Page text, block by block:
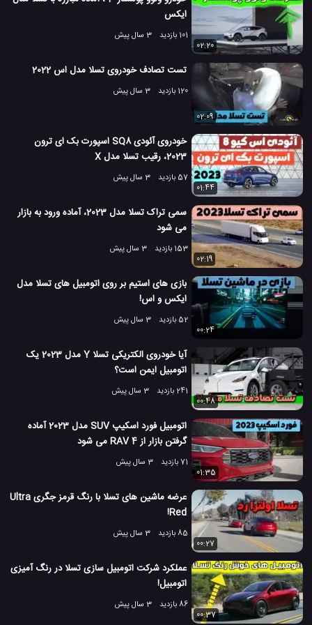
ایکس
101 بازدید
3 سال پیش
02:20
تست تصادف خودروی تسلا مدل اس 2022
120 بازدید 3 سال پیش
02:09
خودروی آئودی SQ8 اسپورت بک ای ترون
2023، رقیب تسلا مدل X
57 بازدید
3 سال پیش
01:44
سمی تراک تسلا مدل 2023، آماده ورود به بازار
می شود
153 بازدید
3 سال پیش
02:19
بازی های استیم بر روی اتومبیل های تسلا مدل
ایکس و اس!
52 بازدید
3 سال پیش
00:24
آیا خودروی الکتریکی تسلا Y مدل 2023 یک
اتومبیل ایمن است؟
241 بازدید
3 سال پیش
00:48
اتومبیل فورد اسکیپ SUV مدل 2023 آماده
گرفتن بازار از RAV 4 می شود
71 بازدید
3 سال پیش
01:35
عرضه ماشین های تسلا با رنگ قرمز جگری Ultra
Red!
85 بازدید
3 سال پیش
00:27
عملکرد شرکت اتومبیل سازی تسلا در رنگ آمیزی
اتومبیل!
86 بازدید
3 سال پیش
00:37